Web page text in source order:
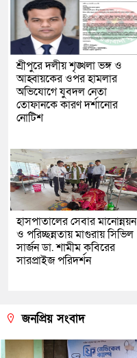
শ্রীপুরে দলীয় শৃঙ্খলা ভঙ্গ ও
আহ্বায়কের ওপর হামলার
অভিযোগে যুবদল নেতা
তোফানকে কারণ দর্শানোর
নোটিশ
হাসপাতালের সেবার মানোন্নয়ন
ও পরিচ্ছন্নতায় মাগুরায় সিভিল
সার্জন ডা. শামীম কবিরের
সারপ্রাইজ পরিদর্শন
জনপ্রিয় সংবাদ